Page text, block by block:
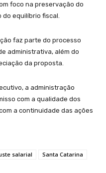
foco na preservação do
do equilíbrio fiscal.
faz parte do processo
administrativa, além do
da proposta.
a administração
com a qualidade dos
a continuidade das ações
salarial
Santa Catarina